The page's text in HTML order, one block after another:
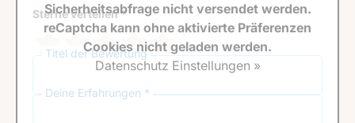
Sterne verteilen *
Titel der Bewertung
Deine Erfahrungen *
Sicherheitsabfrage nicht versendet werden.
reCaptcha kann ohne aktivierte Präferenzen
Cookies nicht geladen werden.
Datenschutz Einstellungen »